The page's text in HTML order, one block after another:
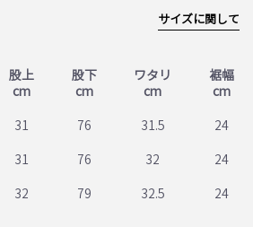
股上
cm
股下
cm
ワタリ
cm
裾幅
cm
31 76 31.5 24
31 76 32 24
32 79 32.5 24
サイズに関して